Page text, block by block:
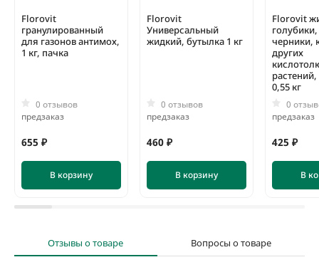
Florovit
гранулированный
для газонов антимох,
1 кг, пачка
0 отзывов
предзаказ
655 ₽
В корзину
Florovit
Универсальный
жидкий, бутылка 1 кг
0 отзывов
предзаказ
460 ₽
В корзину
Florovit
черники,
других
0,55 кг
0
предзаказ
425 ₽
В
Отзывы о товаре Вопросы о товаре